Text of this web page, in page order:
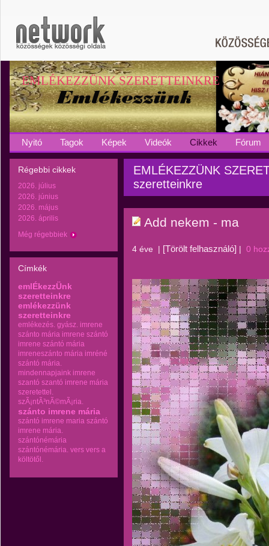
EMLÉKEZZÜNK SZERETTEINKRE
Nyitó Tagok Képek Videók Cikkek Fórum
Régebbi cikkek
2026. július
2026. június
2026. május
2026. április
Még régebbiek
Címkék
emlÉkezzÜnk
szeretteinkre
emlékezzünk
szeretteinkre
emlékezés. gyász. imrene
szánto mária imrene szántó
imrene szántó mária
imreneszánto mária imréné
szántó mária.
mindennapjaink imrene
szantó szantó imrene mária
szeretettel.
szÃ¡ntÃ³nÃ©mÃ¡ria.
szánto imrene mária
szántó imrene maria szántó
imrene mária.
szántónémária
szántónémária. vers vers a
költötől.
EMLÉKEZZÜNK
szeretteinkre
Add nekem - ma
4 éve | [Törölt felhasználó] | 0